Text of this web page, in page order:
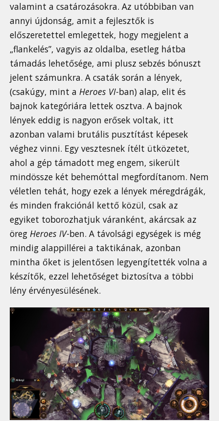
valamint a csatározásokra. Az utóbbiban van
annyi újdonság, amit a fejlesztők is
előszeretettel emlegettek, hogy megjelent a
„flankelés”, vagyis az oldalba, esetleg hátba
támadás lehetősége, ami plusz sebzés bónuszt
jelent számunkra. A csaták során a lények,
(csakúgy, mint a Heroes VI-ban) alap, elit és
bajnok kategóriára lettek osztva. A bajnok
lények eddig is nagyon erősek voltak, itt
azonban valami brutális pusztítást képesek
véghez vinni. Egy vesztesnek ítélt ütközetet,
ahol a gép támadott meg engem, sikerült
mindössze két behemóttal megfordítanom. Nem
véletlen tehát, hogy ezek a lények méregdrágák,
és minden frakciónál kettő közül, csak az
egyiket toborozhatjuk váranként, akárcsak az
öreg Heroes IV-ben. A távolsági egységek is még
mindig alappillérei a taktikának, azonban
mintha őket is jelentősen legyengítették volna a
készítők, ezzel lehetőséget biztosítva a többi
lény érvényesülésének.